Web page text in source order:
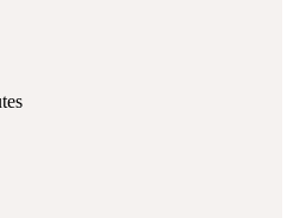
minutes